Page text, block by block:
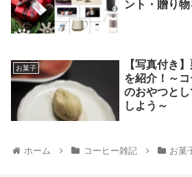
ント・贈り
お菓子
【写真付き
を紹介！～
のおやつと
しよう～
ホーム コーヒー雑記 お菓